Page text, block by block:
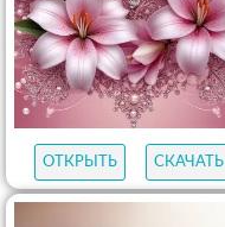
ОТКРЫТЬ СКАЧАТЬ